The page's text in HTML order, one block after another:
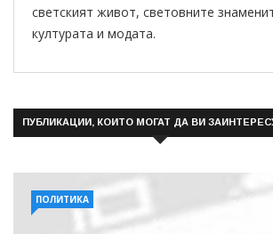
светският живот, световните
културата и модата.
ПУБЛИКАЦИИ, КОИТО МОГАТ ДА ВИ
ПОЛИТИКА